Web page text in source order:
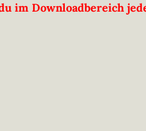
im Downloadbereich